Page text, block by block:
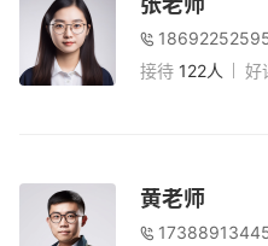
接待 122人 好
黄老师